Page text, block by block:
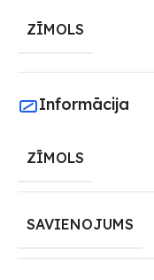
ZĪMOLS
Informācija
ZĪMOLS
SAVIENOJUMS